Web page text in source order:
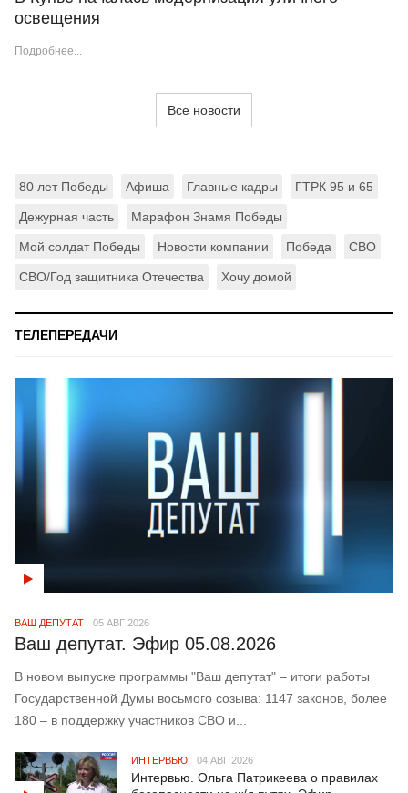
освещения
Подробнее...
Все новости
80 лет Победы Афиша Главные кадры ГТРК 95 и 65
Дежурная часть Марафон Знамя Победы
Мой солдат Победы Новости компании Победа СВО
СВО/Год защитника Отечества Хочу домой
ТЕЛЕПЕРЕДАЧИ
ВАШ ДЕПУТАТ 05 АВГ 2026
Ваш депутат. Эфир 05.08.2026
В новом выпуске программы "Ваш депутат" – итоги работы
Государственной Думы восьмого созыва: 1147 законов, более
180 – в поддержку участников СВО и...
ИНТЕРВЬЮ 04 АВГ 2026
Интервью. Ольга Патрикеева о правилах